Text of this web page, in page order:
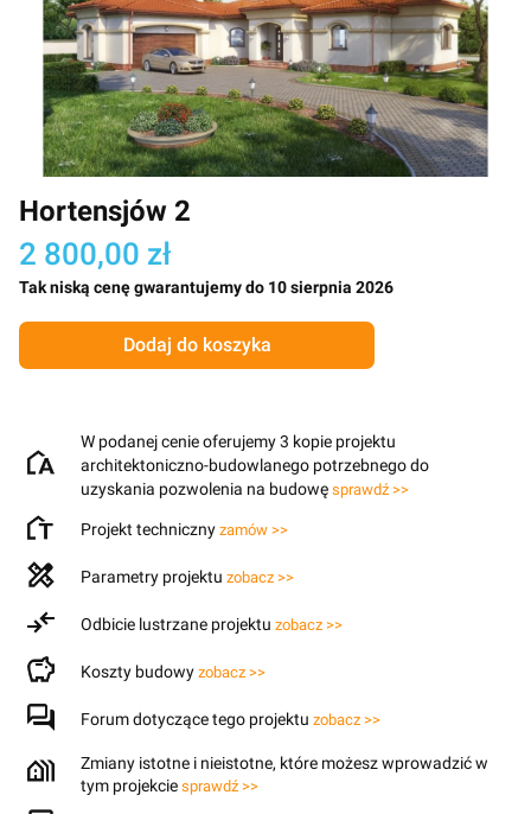
Hortensjów 2
2 800,00 zł
Tak niską cenę gwarantujemy do 10 sierpnia 2026
Dodaj do koszyka
W podanej cenie oferujemy 3 kopie projektu
architektoniczno-budowlanego potrzebnego do
uzyskania pozwolenia na budowę sprawdź >>
Projekt techniczny zamów >>
Parametry projektu zobacz >>
Odbicie lustrzane projektu zobacz >>
Koszty budowy zobacz >>
Forum dotyczące tego projektu zobacz >>
Zmiany istotne i nieistotne, które możesz wprowadzić w
tym projekcie sprawdź >>